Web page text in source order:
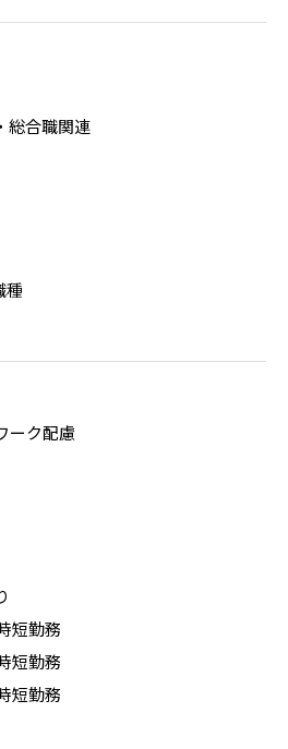
総合職関連
種
ーク配慮
短勤務
短勤務
短勤務